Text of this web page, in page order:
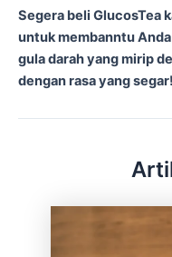
Segera beli GlucosTea
untuk membanntu
gula darah yang mirip
dengan rasa yang segar!